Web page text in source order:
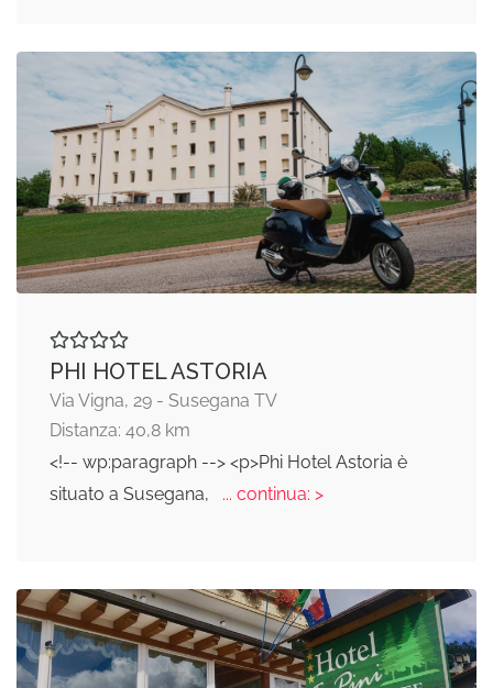
PHI HOTEL ASTORIA
Via Vigna, 29 - Susegana TV
Distanza: 40,8 km
<!-- wp:paragraph --> <p>Phi Hotel Astoria è
situato a Susegana,
... continua: >